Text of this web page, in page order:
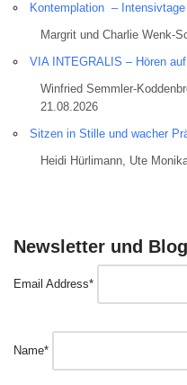
Kontemplation – Intensivtage
Margrit und Charlie Wenk-
VIA INTEGRALIS – Hören
Winfried Semmler-
21.08.2026
Sitzen in Stille und wacher
Heidi Hürlimann, Ute
Newsletter und
Email Address*
Name*